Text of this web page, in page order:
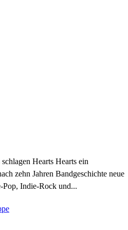
Hearts Hearts ein
zehn Jahren Bandgeschichte neue
Pop, Indie-Rock und...